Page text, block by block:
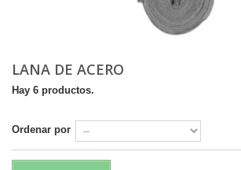
LANA DE ACERO
Hay 6 productos.
Ordenar por